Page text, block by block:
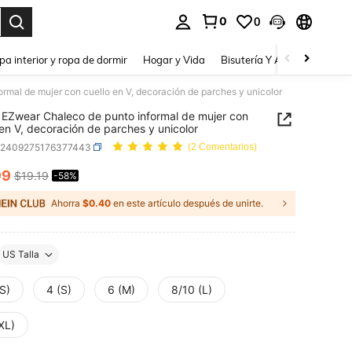
0 0
interior y ropa de dormir Hogar y Vida Bisutería Y Accesorios
de mujer con cuello en V, decoración de parches y unicolor
EZwear Chaleco de punto informal de mujer con
V, decoración de parches y unicolor
(2 Comentarios)
AND AVAILABILITY
$19.19 -58%
Ahorra $0.40 en este artículo después de unirte.
US Talla
4 (S) 6 (M) 8/10 (L)